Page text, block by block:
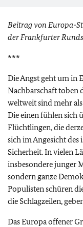
Beitrag von Europa-
der Frankfurter
***
Die Angst geht um in
Nachbarschaft toben
weltweit sind mehr
Die einen fühlen sich
Flüchtlingen, die
sich im Angesicht des
Sicherheit. In vielen
insbesondere junger
sondern ganze
Populisten schüren
die Schlagzeilen,
Das Europa offener